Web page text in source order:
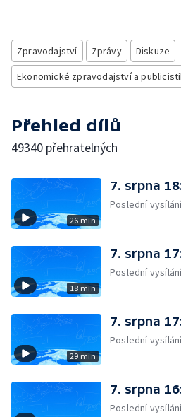
Zpravodajství Zprávy
Diskuze
Ekonomické zpravodajství a
Přehled dílů
49340 přehratelných
26 min
7. srpna
Poslední
18 min
7. srpna
Poslední
29 min
7. srpna
Poslední
7. srpna
Poslední